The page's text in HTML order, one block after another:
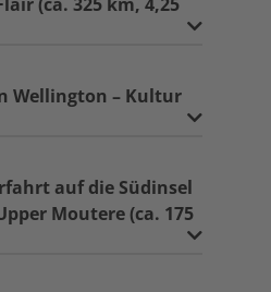
Wellington – Kultur
auf die Südinsel
Moutere (ca. 175